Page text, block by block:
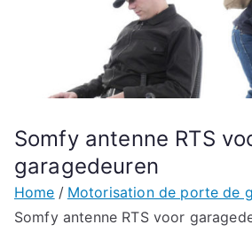
Somfy antenne RTS
garagedeuren
Home
Motorisation de porte de
Somfy antenne RTS voor